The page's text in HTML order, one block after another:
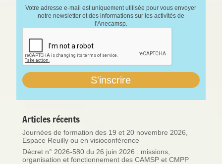
Votre adresse e-mail est uniquement utilisée pour vous envoyer
notre newsletter et des informations sur les activités de
l'Anecamsp.
Articles récents
Journées de formation des 19 et 20 novembre 2026,
Espace Reuilly ou en visioconférence
Décret n° 2026-580 du 26 juin 2026 : missions,
organisation et fonctionnement des CAMSP et CMPP